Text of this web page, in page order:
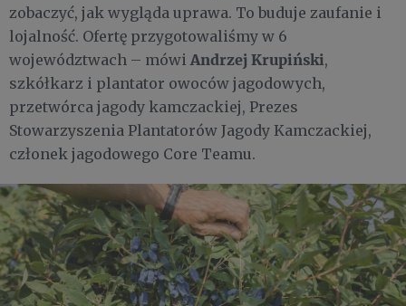
zobaczyć, jak wygląda uprawa. To buduje zaufanie i
lojalność. Ofertę przygotowaliśmy w 6
województwach – mówiAndrzej Krupiński,
szkółkarz i plantator owoców jagodowych,
przetwórca jagody kamczackiej, Prezes
Stowarzyszenia Plantatorów Jagody Kamczackiej,
członek jagodowego Core Teamu.